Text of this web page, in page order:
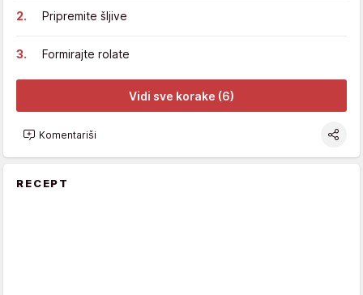
Pripremite šljive
Formirajte rolate
Vidi sve korake (6)
Komentariši
RECEPT